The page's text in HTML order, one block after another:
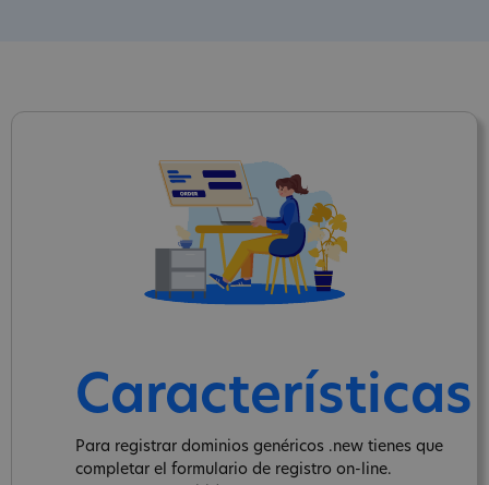
Características
Para registrar dominios genéricos .new tienes que
completar el formulario de registro on-line.